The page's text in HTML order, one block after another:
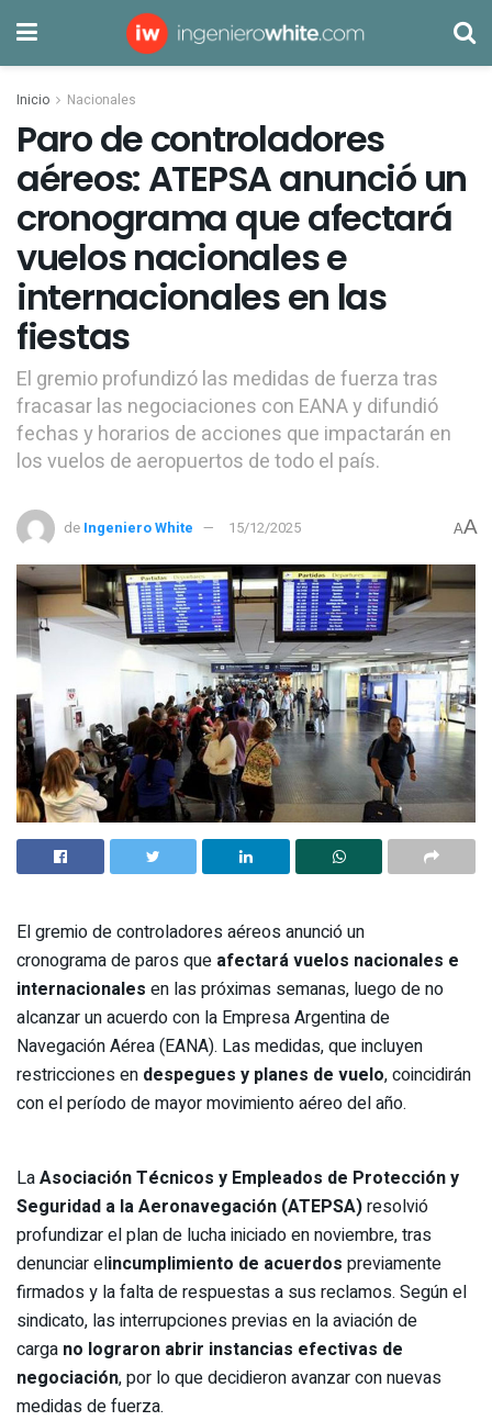
Inicio Nacionales
Paro de controladores
aéreos: ATEPSA anunció un
cronograma que afectará
vuelos nacionales e
internacionales en las
fiestas
El gremio profundizó las medidas de fuerza tras
fracasar las negociaciones con EANA y difundió
fechas y horarios de acciones que impactarán en
los vuelos de aeropuertos de todo el país.
de Ingeniero White 15/12/2025 AA
El gremio de controladores aéreos anunció un
cronograma de paros que afectará vuelos nacionales e
internacionales en las próximas semanas, luego de no
alcanzar un acuerdo con la Empresa Argentina de
Navegación Aérea (EANA). Las medidas, que incluyen
restricciones en despegues y planes de vuelo, coincidirán
con el período de mayor movimiento aéreo del año.
LaAsociación Técnicos y Empleados de Protección y
Seguridad a la Aeronavegación (ATEPSA)resolvió
profundizar el plan de lucha iniciado en noviembre, tras
denunciar elincumplimiento de acuerdos previamente
firmados y la falta de respuestas a sus reclamos. Según el
sindicato, las interrupciones previas en la aviación de
carga no lograron abrir instancias efectivas de
negociación, por lo que decidieron avanzar con nuevas
medidas de fuerza.